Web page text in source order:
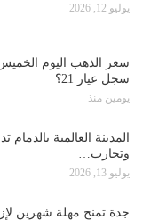
يوليو 12, 2026
سعر الذهب اليوم
سجل عيار 21؟
يومين منذ
وتجارب…
يوليو 13, 2026
جدة تمنح مهلة شهرين